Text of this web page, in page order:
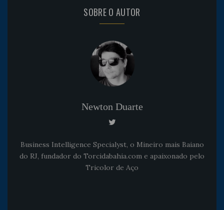
SOBRE O AUTOR
Newton Duarte
Business Intelligence Specialyst, o Mineiro mais Baiano
do RJ, fundador do Torcidabahia.com e apaixonado pelo
Tricolor de Aço